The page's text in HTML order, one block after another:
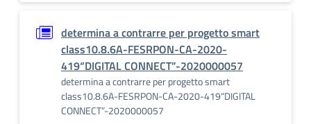
determina a contrarre per progetto smart
class10.8.6A-FESRPON-CA-2020-
419“DIGITAL CONNECT”-2020000057
determina a contrarre per progetto smart
class10.8.6A-FESRPON-CA-2020-419“DIGITAL
CONNECT”-2020000057